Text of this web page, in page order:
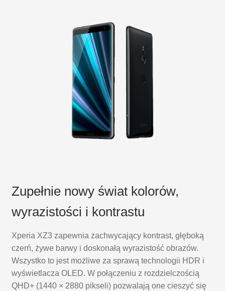
Zupełnie nowy świat kolorów,
wyrazistości i kontrastu
Xperia XZ3 zapewnia zachwycający kontrast, głęboką
czerń, żywe barwy i doskonałą wyrazistość obrazów.
Wszystko to jest możliwe za sprawą technologii HDR i
wyświetlacza OLED. W połączeniu z rozdzielczością
QHD+ (1440 × 2880 pikseli) pozwalają one cieszyć się